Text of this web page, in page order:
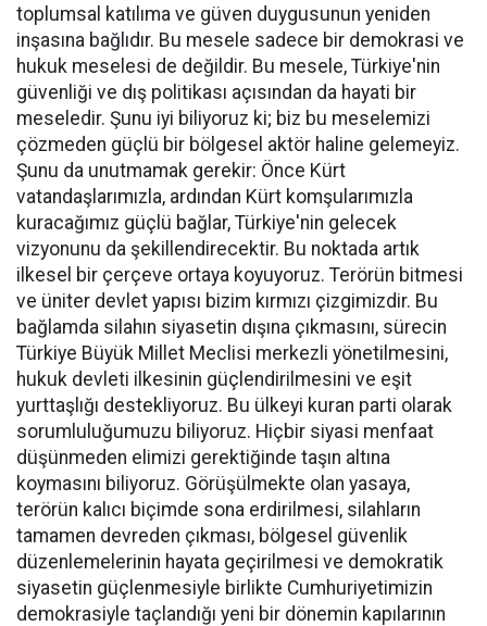
toplumsal katılıma ve güven duygusunun yeniden
inşasına bağlıdır. Bu mesele sadece bir demokrasi ve
hukuk meselesi de değildir. Bu mesele, Türkiye'nin
güvenliği ve dış politikası açısından da hayati bir
meseledir. Şunu iyi biliyoruz ki; biz bu meselemizi
çözmeden güçlü bir bölgesel aktör haline gelemeyiz.
Şunu da unutmamak gerekir: Önce Kürt
vatandaşlarımızla, ardından Kürt komşularımızla
kuracağımız güçlü bağlar, Türkiye'nin gelecek
vizyonunu da şekillendirecektir. Bu noktada artık
ilkesel bir çerçeve ortaya koyuyoruz. Terörün bitmesi
ve üniter devlet yapısı bizim kırmızı çizgimizdir. Bu
bağlamda silahın siyasetin dışına çıkmasını, sürecin
Türkiye Büyük Millet Meclisi merkezli yönetilmesini,
hukuk devleti ilkesinin güçlendirilmesini ve eşit
yurttaşlığı destekliyoruz. Bu ülkeyi kuran parti olarak
sorumluluğumuzu biliyoruz. Hiçbir siyasi menfaat
düşünmeden elimizi gerektiğinde taşın altına
koymasını biliyoruz. Görüşülmekte olan yasaya,
terörün kalıcı biçimde sona erdirilmesi, silahların
tamamen devreden çıkması, bölgesel güvenlik
düzenlemelerinin hayata geçirilmesi ve demokratik
siyasetin güçlenmesiyle birlikte Cumhuriyetimizin
demokrasiyle taçlandığı yeni bir dönemin kapılarının